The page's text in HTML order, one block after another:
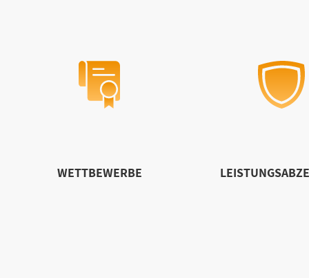
WETTBEWERBE